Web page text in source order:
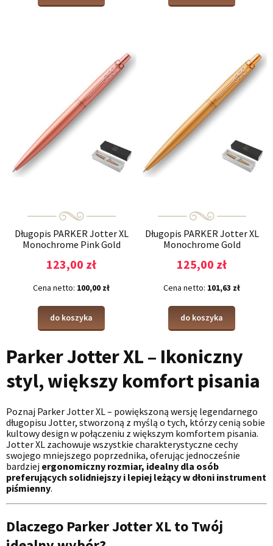
Długopis PARKER Jotter XL
Monochrome Pink Gold
123,00 zł
Cena netto: 100,00 zł
do koszyka
Długopis PARKER Jotter XL
Monochrome Gold
125,00 zł
Cena netto: 101,63 zł
do koszyka
Parker Jotter XL – Ikoniczny
styl, większy komfort pisania
Poznaj Parker Jotter XL – powiększoną wersję legendarnego
długopisu Jotter, stworzoną z myślą o tych, którzy cenią sobie
kultowy design w połączeniu z większym komfortem pisania.
Jotter XL zachowuje wszystkie charakterystyczne cechy
swojego mniejszego poprzednika, oferując jednocześnie
bardziej ergonomiczny rozmiar, idealny dla osób
preferujących solidniejszy i lepiej leżący w dłoni instrument
piśmienny.
Dlaczego Parker Jotter XL to Twój